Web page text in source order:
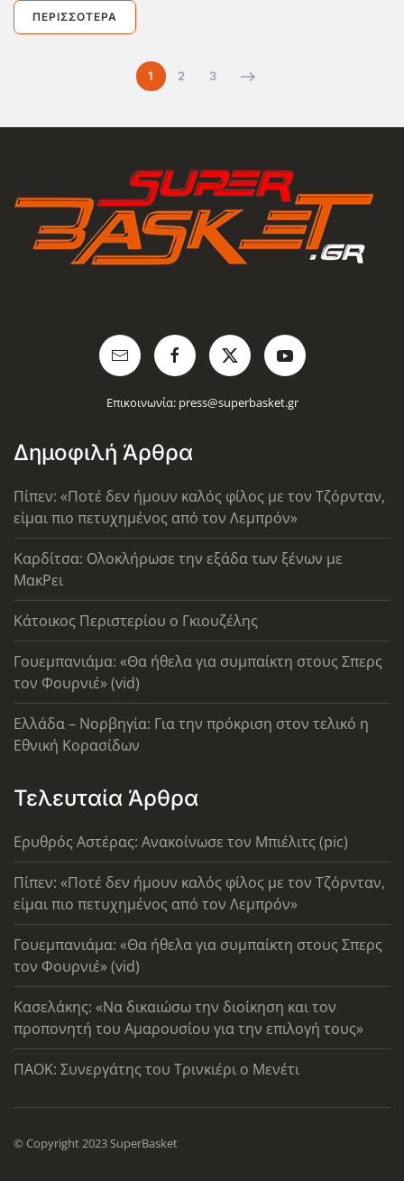
ΠΕΡΙΣΣΌΤΕΡΑ
1 2 3
Επικοινωνία: press@superbasket.gr
Δημοφιλή Άρθρα
Πίπεν: «Ποτέ δεν ήμουν καλός φίλος με τον Τζόρνταν,
είμαι πιο πετυχημένος από τον Λεμπρόν»
Καρδίτσα: Ολοκλήρωσε την εξάδα των ξένων με
ΜακΡει
Κάτοικος Περιστερίου ο Γκιουζέλης
Γουεμπανιάμα: «Θα ήθελα για συμπαίκτη στους Σπερς
τον Φουρνιέ» (vid)
Ελλάδα – Νορβηγία: Για την πρόκριση στον τελικό η
Εθνική Κορασίδων
Τελευταία Άρθρα
Ερυθρός Αστέρας: Ανακοίνωσε τον Μπιέλιτς (pic)
Πίπεν: «Ποτέ δεν ήμουν καλός φίλος με τον Τζόρνταν,
είμαι πιο πετυχημένος από τον Λεμπρόν»
Γουεμπανιάμα: «Θα ήθελα για συμπαίκτη στους Σπερς
τον Φουρνιέ» (vid)
Κασελάκης: «Να δικαιώσω την διοίκηση και τον
προπονητή του Αμαρουσίου για την επιλογή τους»
ΠΑΟΚ: Συνεργάτης του Τρινκιέρι ο Μενέτι
© Copyright 2023 SuperBasket